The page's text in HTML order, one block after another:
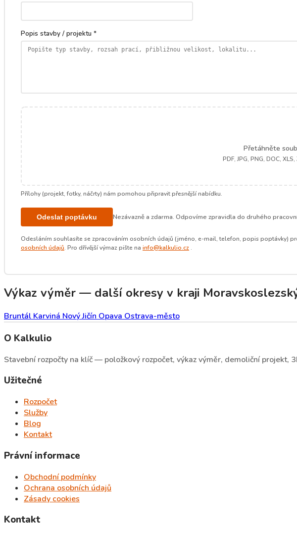
Popis stavby / projektu *
Přetáhněte
PDF, JPG, PNG, DOC,
Přílohy (projekt, fotky, náčrty) nám pomohou připravit přesnější nabídku.
Odeslat poptávku Nezávazně a zdarma. Odpovíme zpravidla do druhého
Odesláním souhlasíte se zpracováním osobních údajů (jméno, e-mail, telefon, popis poptávky)
osobních údajů. Pro dřívější výmaz pište na info@kalkulio.cz .
Výkaz výměr — další okresy v kraji
Bruntál Karviná Nový Jičín Opava Ostrava-město
O Kalkulio
Stavební rozpočty na klíč — položkový rozpočet, výkaz výměr, demoliční projekt,
Užitečné
Rozpočet
Služby
Blog
Kontakt
Právní informace
Obchodní podmínky
Ochrana osobních údajů
Zásady cookies
Kontakt